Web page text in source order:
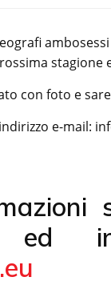
stagione
con foto e
e-mail:
ed